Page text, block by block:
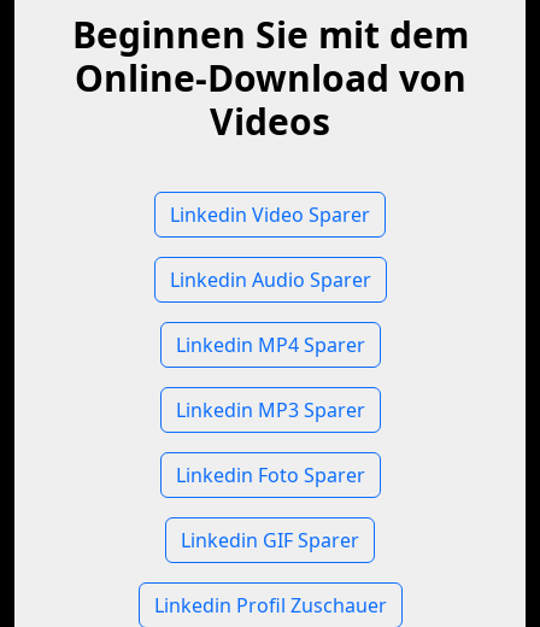
Beginnen Sie mit dem
Online-Download von
Videos
Linkedin Video Sparer
Linkedin Audio Sparer
Linkedin MP4 Sparer
Linkedin MP3 Sparer
Linkedin Foto Sparer
Linkedin GIF Sparer
Linkedin Profil Zuschauer